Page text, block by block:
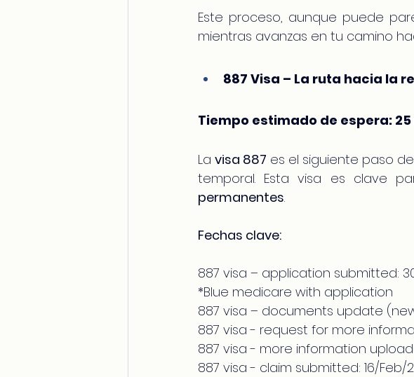
Este proceso, aunque puede
mientras avanzas en tu camino
887 Visa – La ruta hacia la
Tiempo estimado de espera:
La visa 887 es el siguiente paso
temporal. Esta visa es clave
permanentes.
Fechas clave:
887 visa – application submitted:
*Blue medicare with application
887 visa – documents update (new
887 visa - request for more
887 visa - more information
887 visa - claim submitted: 16/Feb/